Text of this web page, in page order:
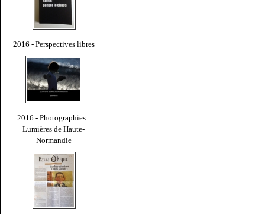
2016 - Perspectives libres
2016 - Photographies :
Lumières de Haute-
Normandie